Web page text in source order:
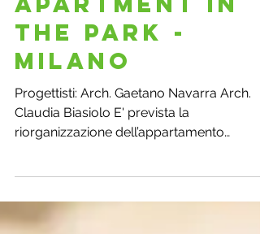
Apartment in
the park -
Milano
Progettisti: Arch. Gaetano Navarra Arch.